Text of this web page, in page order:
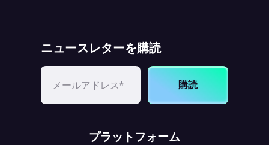
ニュースレターを購読
購読
プラットフォーム